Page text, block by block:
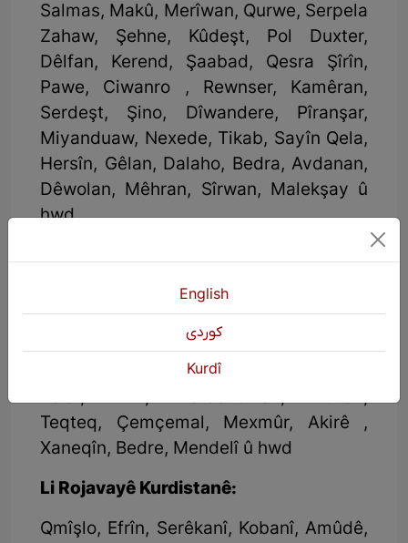
Salmas, Makû, Merîwan, Qurwe, Serpela
Zahaw, Şehne, Kûdeşt, Pol Duxter,
Dêlfan, Kerend, Şaabad, Qesra Şîrîn,
Pawe, Ciwanro , Rewnser, Kamêran,
Serdeşt, Şino, Dîwandere, Pîranşar,
Miyanduaw, Nexede, Tikab, Sayîn Qela,
Hersîn, Gêlan, Dalaho, Bedra, Avdanan,
Dêwolan, Mêhran, Sîrwan, Malekşay û
hwd
Li Başûrê Kurdistanê:
Hewlêr, Silêmanî, Kerkûk, Duhok,
Helebce, Şingal, Soran, Zaxo, Rewandiz,
Pîrmam, Şeqlava, Koye, Raniye,
Qeladizê, Erbet, Seyîd Sadiq, Sîrwan,
Kelar, Kifrî, Derbendîxan, Dukan,
Teqteq, Çemçemal, Mexmûr, Akirê ,
Xaneqîn, Bedre, Mendelî û hwd
Li Rojavayê Kurdistanê:
Qmîşlo, Efrîn, Serêkanî, Kobanî, Amûdê,
English
كوردی
Kurdî